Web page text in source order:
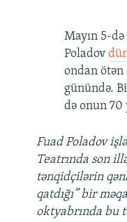
Mayın 5-
Poladov
ondan
günündə.
də onun 70
Fuad Poladov
Teatrında son
tənqidçilərin
qatdığı” bir
oktyabrında bu